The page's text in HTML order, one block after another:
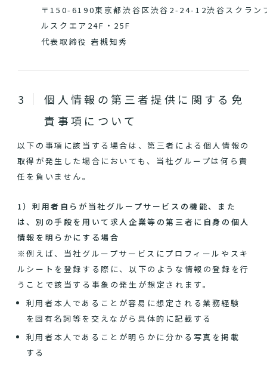
〒150-6190東京都渋谷区渋谷2-24-12渋谷スクラン
ルスクエア24F・25F
代表取締役 岩槻知秀
個人情報の第三者提供に関する免
責事項について
以下の事項に該当する場合は、第三者による個人情報の
取得が発生した場合においても、当社グループは何ら責
任を負いません。
1）利用者自らが当社グループサービスの機能、また
は、別の手段を用いて求人企業等の第三者に自身の個人
情報を明らかにする場合
※例えば、当社グループサービスにプロフィールやスキ
ルシートを登録する際に、以下のような情報の登録を行
うことで該当する事象の発生が想定されます。
利用者本人であることが容易に想定される業務経験
を固有名詞等を交えながら具体的に記載する
利用者本人であることが明らかに分かる写真を掲載
する